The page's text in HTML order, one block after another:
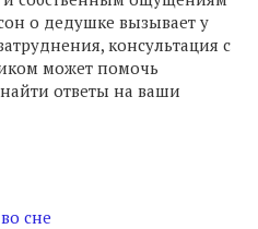
о дедушке вызывает у
консультация с
может помочь
ответы на ваши
сне